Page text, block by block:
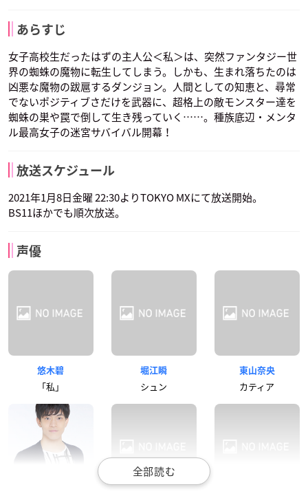
あらすじ
女子高校生だったはずの主人公＜私＞は、突然ファンタジー世
界の蜘蛛の魔物に転生してしまう。しかも、生まれ落ちたのは
凶悪な魔物の跋扈するダンジョン。人間としての知恵と、尋常
でないポジティブさだけを武器に、超格上の敵モンスター達を
蜘蛛の巣や罠で倒して生き残っていく……。種族底辺・メンタ
ル最高女子の迷宮サバイバル開幕！
放送スケジュール
2021年1月8日金曜 22:30よりTOKYO MXにて放送開始。
BS11ほかでも順次放送。
声優
悠木碧
「私」
堀江瞬
シュン
東山奈央
カティア